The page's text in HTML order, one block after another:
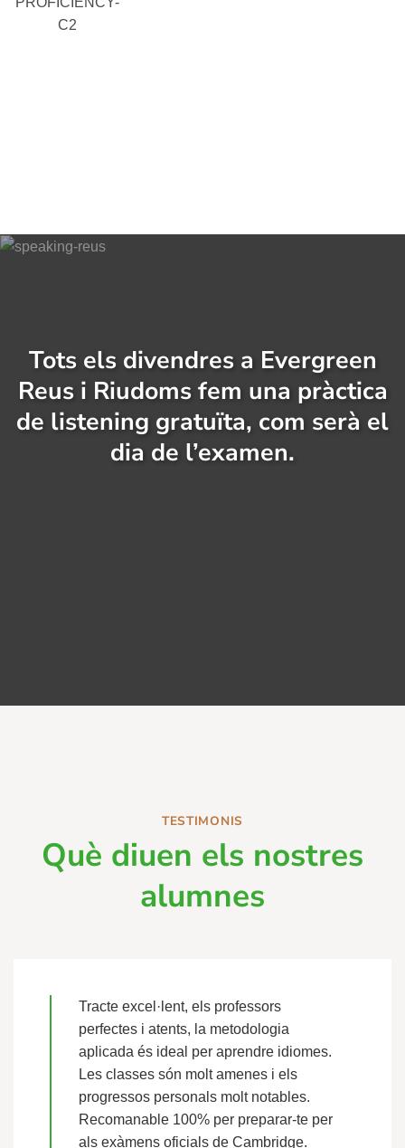
C2
Tots els divendres a Evergreen
Reus i Riudoms fem una pràctica
de listening gratuïta, com serà el
dia de l’examen.
TESTIMONIS
Què diuen els nostres
alumnes
Tracte excel·lent, els professors
perfectes i atents, la metodologia
aplicada és ideal per aprendre idiomes.
Les classes són molt amenes i els
progressos personals molt notables.
Recomanable 100% per preparar-te per
als exàmens oficials de Cambridge.